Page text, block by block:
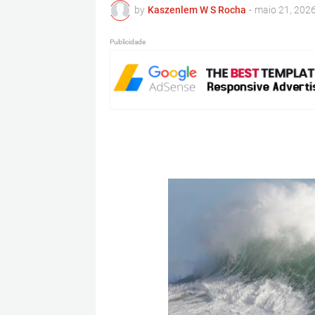
by Kaszenlem W S Rocha - maio 21,
Publicidade